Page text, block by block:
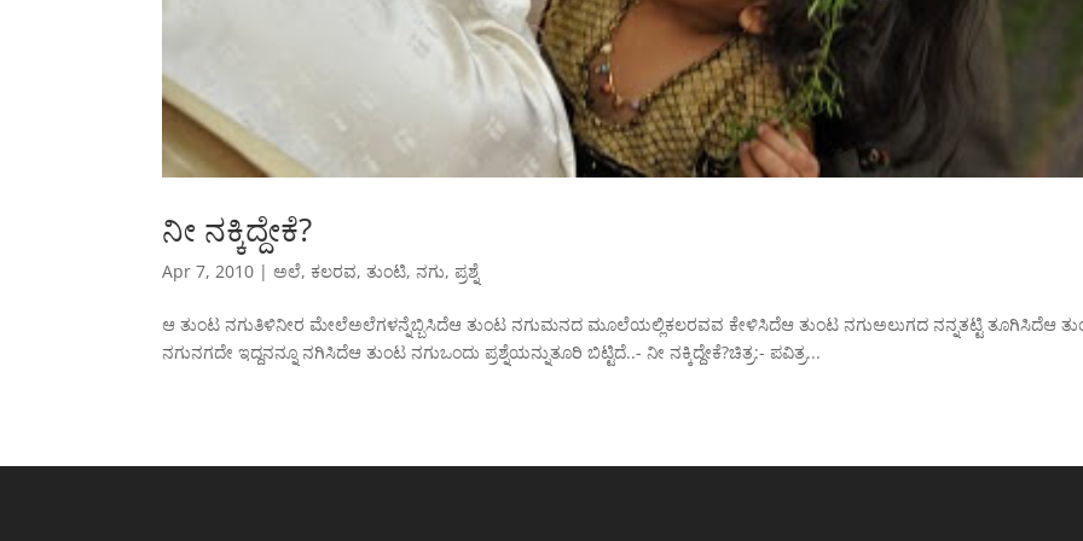
ನೀ ನಕ್ಕಿದ್ದೇಕೆ?
Apr 7, 2010 |ಅಲೆ, ಕಲರವ,ತುಂಟಿ,ನಗು,ಪ್ರಶ್ನೆ
ಆ ತುಂಟ ನಗುತಿಳಿನೀರ ಮೇಲೆಅಲೆಗಳನ್ನೆಬ್ಬಿಸಿದೆಆ ತುಂಟ ನಗುಮನದ ಮೂಲೆಯಲ್ಲಿಕಲರವವ ಕೇಳಿಸಿದೆಆ ತುಂಟ ನಗುಅಲುಗದ ನನ್ನತಟ್ಟಿ ತೂಗಿಸಿದೆಆ
ನಗುನಗದೇ ಇದ್ದನನ್ನೂ ನಗಿಸಿದೆಆ ತುಂಟ ನಗುಒಂದು ಪ್ರಶ್ನೆಯನ್ನುತೂರಿ ಬಿಟ್ಟಿದೆ..- ನೀ ನಕ್ಕಿದ್ದೇಕೆ?ಚಿತ್ರ:- ಪವಿತ್ರ...